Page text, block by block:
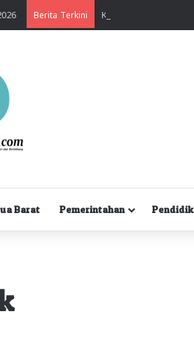
Berita Terkini
Barat Pemerintahan